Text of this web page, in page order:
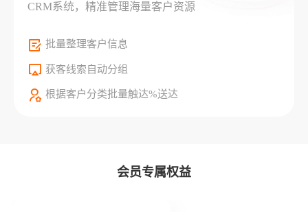
CRM系统，精准管理海量客户资源
批量整理客户信息
获客线索自动分组
根据客户分类批量触达%送达
会员专属权益